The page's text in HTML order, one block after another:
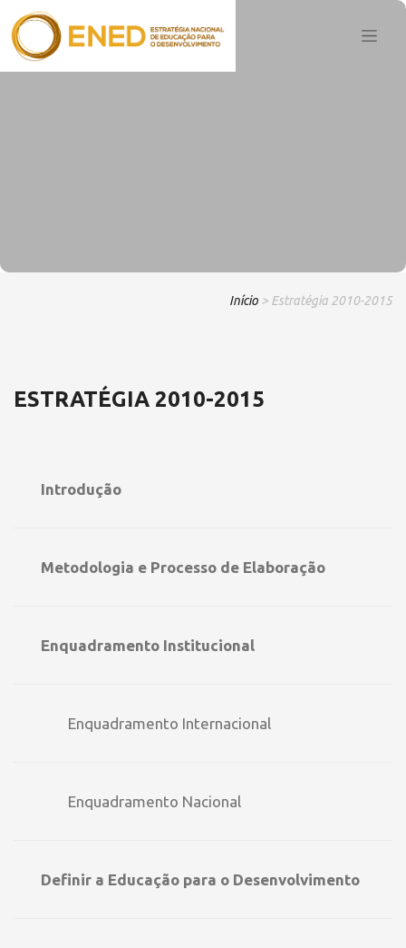
Início > Estratégia 2010-2015
ESTRATÉGIA 2010-2015
Introdução
Metodologia e Processo de Elaboração
Enquadramento Institucional
Enquadramento Internacional
Enquadramento Nacional
Definir a Educação para o Desenvolvimento